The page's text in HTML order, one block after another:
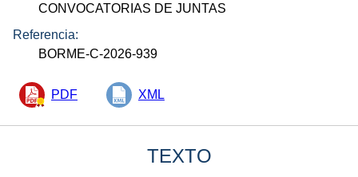
CONVOCATORIAS DE JUNTAS
Referencia:
BORME-C-2026-939
PDF XML
TEXTO